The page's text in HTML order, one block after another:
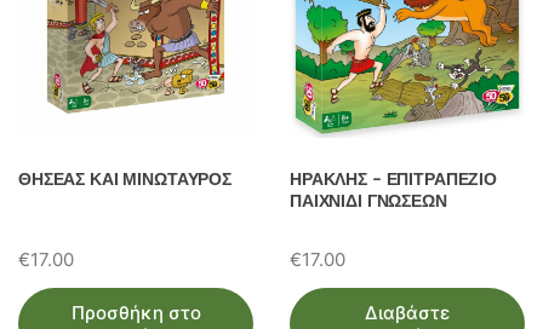
ΘΗΣΕΑΣ ΚΑΙ ΜΙΝΩΤΑΥΡΟΣ
€17.00
Προσθήκη στο
ΗΡΑΚΛΗΣ – ΕΠΙΤΡΑΠΕΖΙΟ
ΠΑΙΧΝΙΔΙ ΓΝΩΣΕΩΝ
€17.00
Διαβάστε